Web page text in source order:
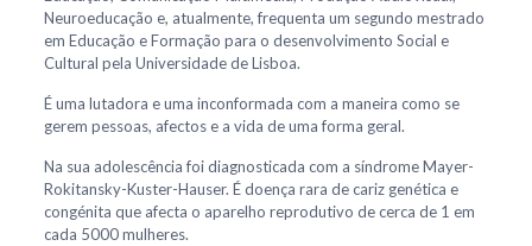
Neuroeducação e, atualmente, frequenta um segundo mestrado
em Educação e Formação para o desenvolvimento Social e
Cultural pela Universidade de Lisboa.
É uma lutadora e uma inconformada com a maneira como se
gerem pessoas, afectos e a vida de uma forma geral.
Na sua adolescência foi diagnosticada com a síndrome Mayer-
Rokitansky-Kuster-Hauser. É doença rara de cariz genética e
congénita que afecta o aparelho reprodutivo de cerca de 1 em
cada 5000 mulheres.